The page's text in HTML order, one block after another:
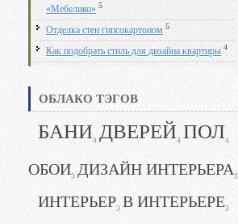
«Мебелико» 5
Отделка стен гипсокартоном 5
Как подобрать стиль для дизайна квартиры 4
ОБЛАКО ТЭГОВ
БАНИ4 ДВЕРЕЙ4 ПОЛ4
ОБОИ3 ДИЗАЙН ИНТЕРЬЕРА3
ИНТЕРЬЕР3 В ИНТЕРЬЕРЕ3